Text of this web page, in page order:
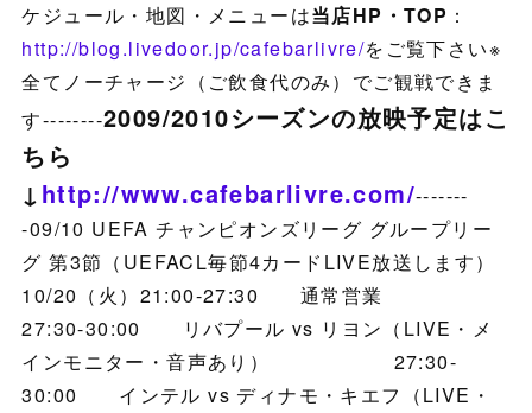
ケジュール・地図・メニューは当店HP・TOP ：
http://blog.livedoor.jp/cafebarlivre/をご覧下さい※
全てノーチャージ（ご飲食代のみ）でご観戦できま
す--------2009/2010シーズンの放映予定はこ
ちら
↓http://www.cafebarlivre.com/-------
-09/10 UEFA チャンピオンズリーグ グループリー
グ 第3節（UEFACL毎節4カードLIVE放送します）
10/20（火）21:00-27:30 通常営業
27:30-30:00 リバプール vs リヨン（LIVE・メ
インモニター・音声あり） 27:30-
30:00 インテル vs ディナモ・キエフ（LIVE・